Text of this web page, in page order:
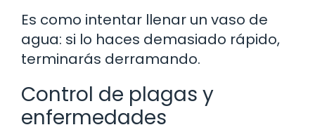
Es como intentar llenar un vaso de
agua: si lo haces demasiado rápido,
terminarás derramando.
Control de plagas y
enfermedades